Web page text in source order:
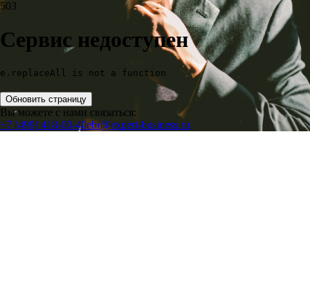
503
Сервис недоступен
e.replaceAll is not a function
Обновить страницу
Вы можете с нами связаться:
+7 (499) 418-00-40ebr@expert-business.ru